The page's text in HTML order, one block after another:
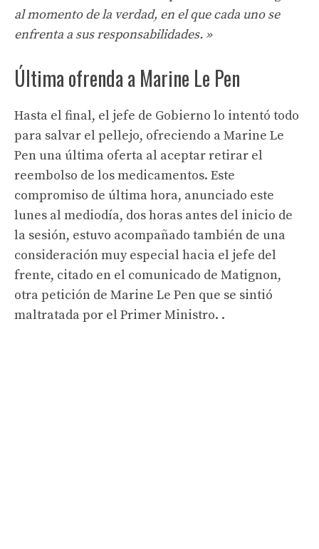
al momento de la verdad, en el que cada uno se
enfrenta a sus responsabilidades. »
Última ofrenda a Marine Le Pen
Hasta el final, el jefe de Gobierno lo intentó todo
para salvar el pellejo, ofreciendo a Marine Le
Pen una última oferta al aceptar retirar el
reembolso de los medicamentos. Este
compromiso de última hora, anunciado este
lunes al mediodía, dos horas antes del inicio de
la sesión, estuvo acompañado también de una
consideración muy especial hacia el jefe del
frente, citado en el comunicado de Matignon,
otra petición de Marine Le Pen que se sintió
maltratada por el Primer Ministro. .